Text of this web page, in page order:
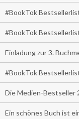
#BookTok
#BookTok
Einladung zur 3.
#BookTok
Die Medien-Bestseller
Ein schönes Buch ist